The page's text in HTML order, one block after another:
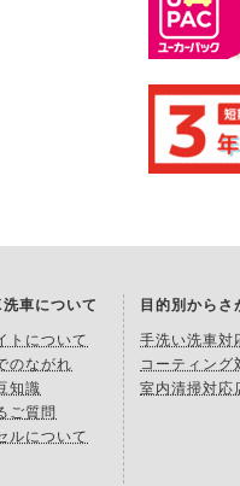
車について
トについて
のながれ
知識
ご質問
ルについて
目的別からさ
手洗い洗車対
コーティング
室内清掃対応